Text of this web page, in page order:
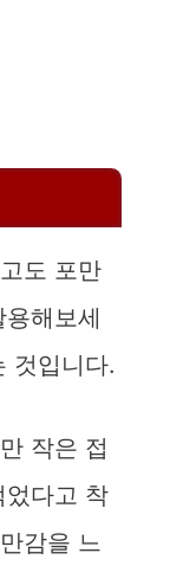
도 포만
해보세
것입니다.
작은 접
었다고 착
감을 느